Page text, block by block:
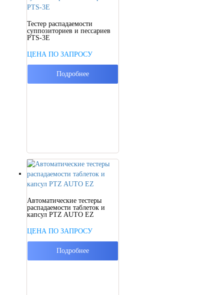
Тестер распадаемости
суппозиториев и пессариев
PTS-3E
ЦЕНА ПО ЗАПРОСУ
Подробнее
Автоматические тестеры
распадаемости таблеток и
капсул PTZ AUTO EZ
ЦЕНА ПО ЗАПРОСУ
Подробнее